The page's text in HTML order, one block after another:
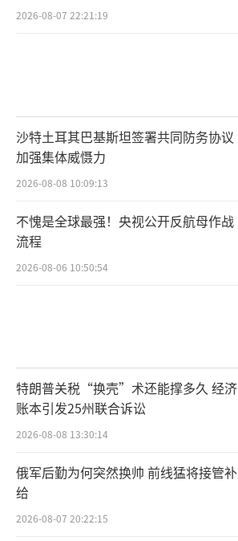
2026-08-07 22:21:19
沙特土耳其巴基斯坦签署共同防务协议
加强集体威慑力
2026-08-08 10:09:13
不愧是全球最强！央视公开反航母作战
流程
2026-08-06 10:50:54
特朗普关税“换壳”术还能撑多久 经济
账本引发25州联合诉讼
2026-08-08 13:30:14
俄军后勤为何突然换帅 前线猛将接管补
给
2026-08-07 20:22:15